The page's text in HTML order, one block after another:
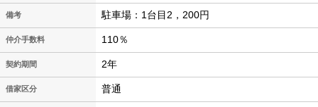
備考 駐車場：1台目2，200円
仲介手数料 110％
契約期間 2年
借家区分 普通